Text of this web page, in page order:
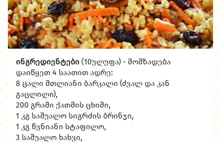
ინგრედიენტები (10ულუფა) - მომზადება
დაიწყეთ 4 საათით ადრე:
8 ცალი მთლიანი ბარკალი (ძვალ და კან
გაცლილი),
200 გრამი ქათმის ცხიმი,
1 კგ საშუალო სიგრძის ბრინჯი,
1 კგ წვნიანი სტაფილო,
3 საშუალო ხახვი,